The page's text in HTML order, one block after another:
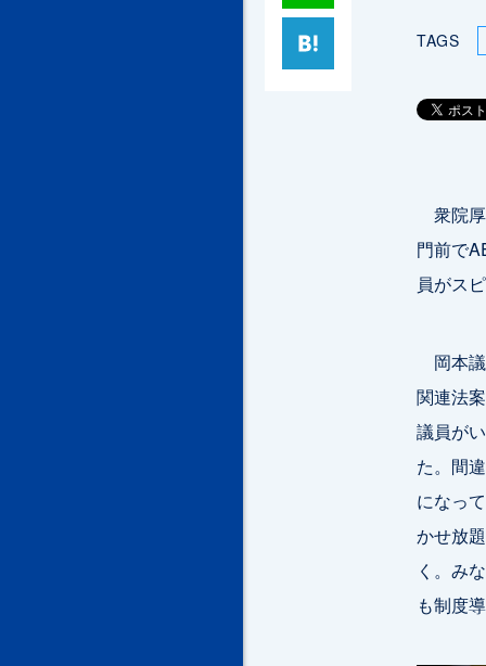
TAGS
衆院
門前で
員がス
岡本
関連法
議員が
た。間
になっ
かせ放
く。み
も制度